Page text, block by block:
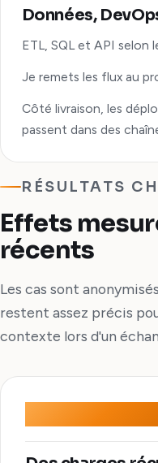
Données,
ETL, SQL et API selon
Je remets les flux au
Côté livraison, les
passent dans des
RÉSULTATS
Effets
récents
Les cas sont
restent assez précis
contexte lors d'un